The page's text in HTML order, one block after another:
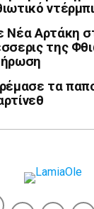
Νέα Αρτάκη
της
τα